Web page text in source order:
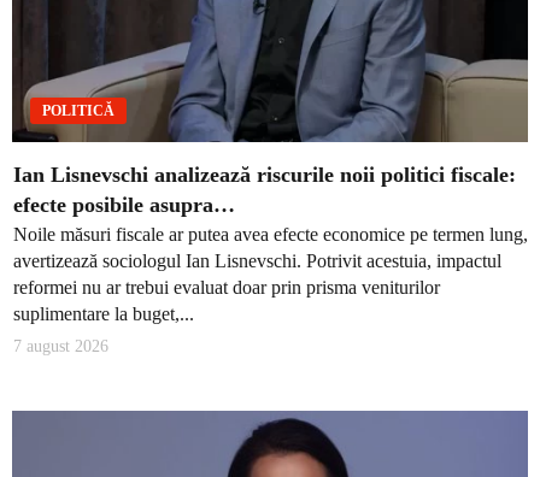
POLITICĂ
Ian Lisnevschi analizează riscurile noii politici fiscale:
efecte posibile asupra…
Noile măsuri fiscale ar putea avea efecte economice pe termen lung,
avertizează sociologul Ian Lisnevschi. Potrivit acestuia, impactul
reformei nu ar trebui evaluat doar prin prisma veniturilor
suplimentare la buget,...
7 august 2026